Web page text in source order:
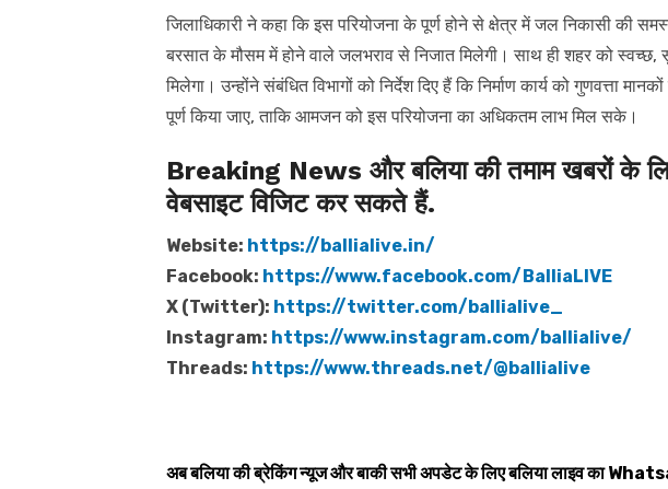
जिलाधिकारी ने कहा कि इस परियोजना के पूर्ण होने से क्षेत्र में जल निकासी की
बरसात के मौसम में होने वाले जलभराव से निजात मिलेगी। साथ ही शहर को
मिलेगा। उन्होंने संबंधित विभागों को निर्देश दिए हैं कि निर्माण कार्य को गुणवत्ता
पूर्ण किया जाए, ताकि आमजन को इस परियोजना का अधिकतम लाभ मिल सके।
Breaking News और बलिया की तमाम खबरों के
वेबसाइट विजिट कर सकते हैं.
Website: https://ballialive.in/
Facebook: https://www.facebook.com/BalliaLIVE
X (Twitter): https://twitter.com/ballialive_
Instagram: https://www.instagram.com/ballialive/
Threads: https://www.threads.net/@ballialive
अब बलिया की ब्रेकिंग न्यूज और बाकी सभी अपडेट के लिए बलिया लाइव का